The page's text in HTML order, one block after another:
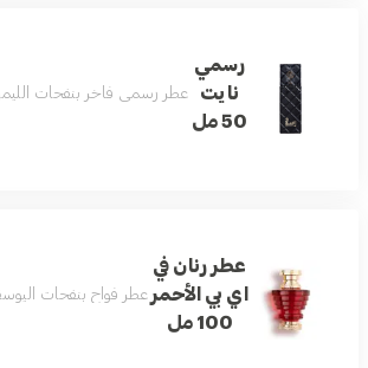
رسمي
نايت
50 مل
عطر رسمي فاخر بنفحات
عطر رنان في
اي بي الأحمر
100 مل
عطر فواح بنفحات